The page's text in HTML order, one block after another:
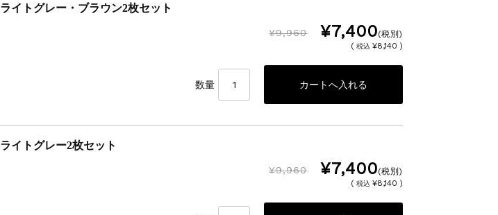
ライトグレー・ブラウン2枚セット
¥9,960 ¥7,400(税別)
( 税込 ¥8,140 )
数量
ライトグレー2枚セット
¥9,960 ¥7,400(税別)
( 税込 ¥8,140 )